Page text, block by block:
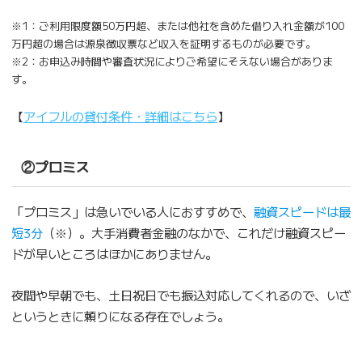
※1：ご利用限度額50万円超、または他社を含めた借り入れ金額が100
万円超の場合は源泉徴収票など収入を証明するものが必要です。
※2：お申込み時間や審査状況によりご希望にそえない場合がありま
す。
【アイフルの貸付条件・詳細はこちら】
②プロミス
「プロミス」は急いでいる人におすすめで、 融資スピードは最
短3分（※）。大手消費者金融のなかで、これだけ融資スピー
ドが早いところはほかにありません。
夜間や早朝でも、土日祝日でも振込対応してくれるので、いざ
というときに頼りになる存在でしょう。